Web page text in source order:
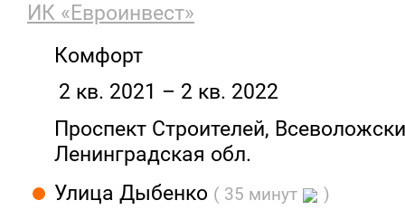
ИК «Евроинвест»
Комфорт
2 кв. 2021 – 2 кв. 2022
Проспект Строителей,
Ленинградская обл.
Улица Дыбенко ( 35 минут )